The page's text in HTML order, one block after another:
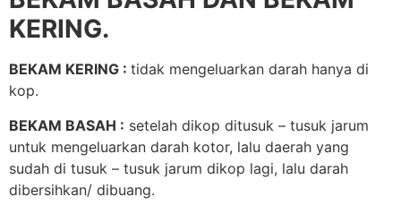
KERING.
BEKAM KERING : tidak mengeluarkan darah hanya di
kop.
BEKAM BASAH : setelah dikop ditusuk – tusuk jarum
untuk mengeluarkan darah kotor, lalu daerah yang
sudah di tusuk – tusuk jarum dikop lagi, lalu darah
dibersihkan/ dibuang.